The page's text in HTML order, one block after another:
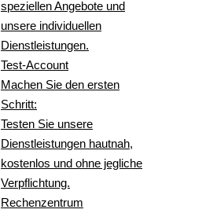
speziellen Angebote und
unsere individuellen
Dienstleistungen.
Test-Account
Machen Sie den ersten
Schritt:
Testen Sie unsere
Dienstleistungen hautnah,
kostenlos und ohne jegliche
Verpflichtung.
Rechenzentrum